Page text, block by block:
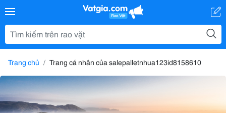
Trang chủ Trang cá nhân của salepalletnhua123id8158610